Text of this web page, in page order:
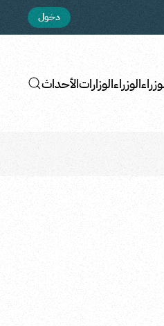
دخول
الوزراءالوزاراتالأحداث